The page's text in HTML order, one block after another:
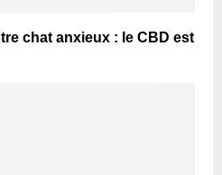
chat anxieux : le CBD est